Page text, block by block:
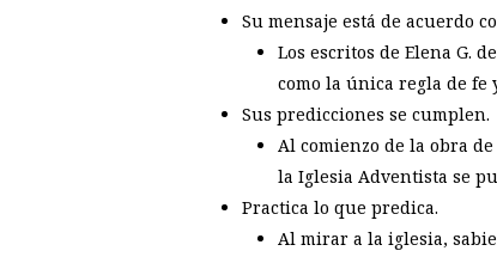
Su mensaje está de acuerdo
Los escritos de Elena G.
como la única regla de fe
Sus predicciones se cumplen.
Al comienzo de la obra
la Iglesia Adventista se
Practica lo que predica.
Al mirar a la iglesia,